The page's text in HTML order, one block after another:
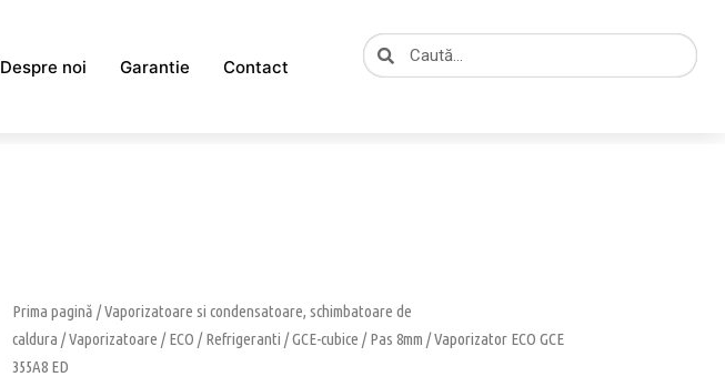
Despre noi Garantie Contact
CautăCaută
Prima pagină /Vaporizatoare si condensatoare, schimbatoare de
caldura /Vaporizatoare /ECO /Refrigeranti /GCE-cubice /Pas 8mm / Vaporizator ECO GCE
355A8 ED